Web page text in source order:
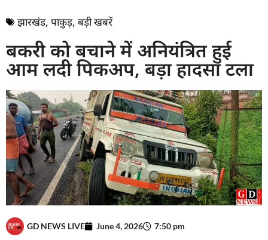
झारखंड, पाकुड़, बड़ी खबरें
बकरी को बचाने में अनियंत्रित हुई
आम लदी पिकअप, बड़ा हादसा टला
GD NEWS LIVE June 4, 2026 7:50 pm